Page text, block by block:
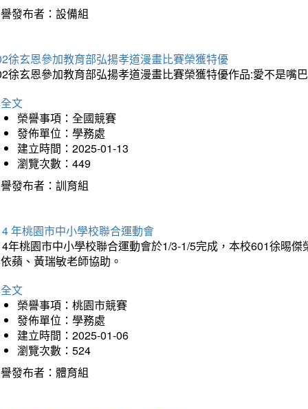
發布者：設備組
徐玄恩參加教育部弘揚孝道漫畫比賽榮獲特優
徐玄恩參加教育部弘揚孝道漫畫比賽榮獲特優作品:愛不是嘴
文
榮譽事項：全國競賽
發佈單位：學務處
建立時間：2025-01-13
瀏覽次數：449
發布者：訓育組
年桃園市中小學校聯合運動會
年桃園市中小學校聯合運動會於1/3-1/5完成，本校601徐晹
蘋、黃瑞敏老師協助。
文
榮譽事項：桃園市競賽
發佈單位：學務處
建立時間：2025-01-06
瀏覽次數：524
發布者：體育組